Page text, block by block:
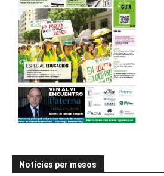
Notícies per mesos